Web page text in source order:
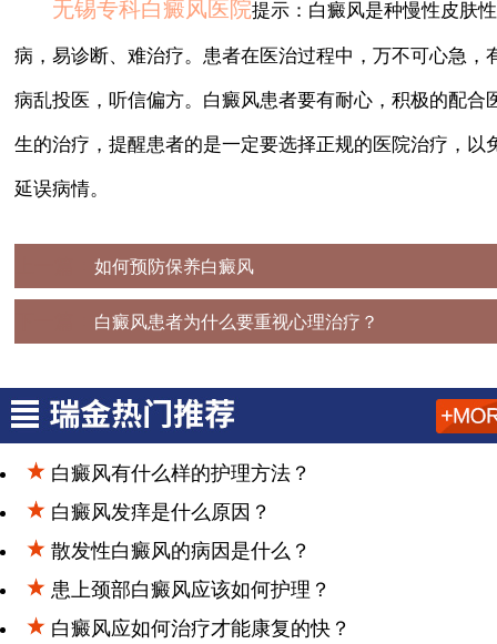
无锡专科白癜风医院提示：白癜风是种慢性皮肤
病，易诊断、难治疗。患者在医治过程中，万不可心急，
病乱投医，听信偏方。白癜风患者要有耐心，积极的配合
生的治疗，提醒患者的是一定要选择正规的医院治疗，以
延误病情。
如何预防保养白癜风
白癜风患者为什么要重视心理治疗？
白癜风有什么样的护理方法？
白癜风发痒是什么原因？
散发性白癜风的病因是什么？
患上颈部白癜风应该如何护理？
白癜风应如何治疗才能康复的快？